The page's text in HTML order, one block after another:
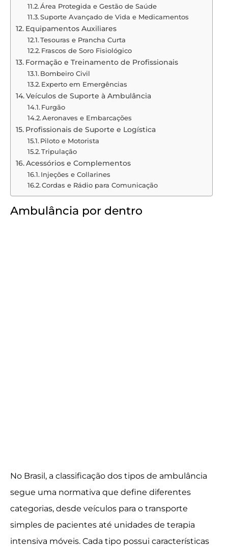
Área Protegida e Gestão de Saúde
Suporte Avançado de Vida e Medicamentos
Equipamentos Auxiliares
Tesouras e Prancha Curta
Frascos de Soro Fisiológico
Formação e Treinamento de Profissionais
Bombeiro Civil
Experto em Emergências
Veículos de Suporte à Ambulância
Furgão
Aeronaves e Embarcações
Profissionais de Suporte e Logística
Piloto e Motorista
Tripulação
Acessórios e Complementos
Injeções e Collarines
Cordas e Rádio para Comunicação
Ambulância por dentro
No Brasil, a classificação dos tipos de ambulância
segue uma normativa que define diferentes
categorias, desde veículos para o transporte
simples de pacientes até unidades de terapia
intensiva móveis. Cada tipo possui características